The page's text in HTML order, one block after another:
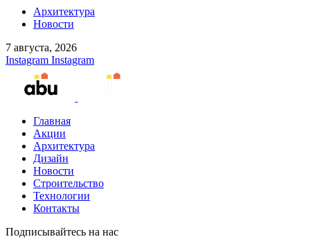
Архитектура
Новости
7 августа, 2026
Instagram Instagram
Главная
Акции
Архитектура
Дизайн
Новости
Строительство
Технологии
Контакты
Подписывайтесь на нас